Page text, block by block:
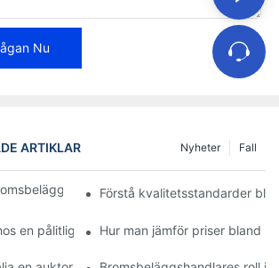
Nu
ARTIKLAR Fall
Nyheter
för ditt företag
Förstå kvalitetsstandarder
en pålitlig bromsbeläggsåterförsäljare
Hur man jämför priser bland